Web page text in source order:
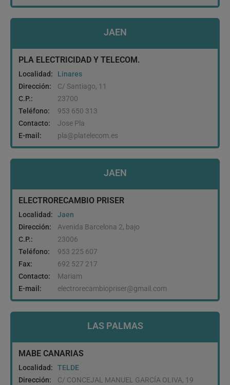
JAEN
PLA ELECTRICIDAD Y TELECOM.
Localidad:
Linares
Dirección:
C/ Santiago, 11
C.P.:
23700
Teléfono:
953 650 313
Contacto:
Jose Pla
E-mail:
pla@platelecom.es
JAEN
ELECTRORECAMBIO PRISER
Localidad:
Jaen
Dirección:
Avenida Barcelona 2, bajo
C.P.:
23006
Teléfono:
953 225 607
Fax:
692 527 217
Contacto:
Mariam
E-mail:
electrorecambiopriser@gmail.com
LAS PALMAS
MABE CANARIAS
Localidad:
TELDE
Dirección:
C/ CONCEJAL MANUEL GARCÍA OLIVA, 19